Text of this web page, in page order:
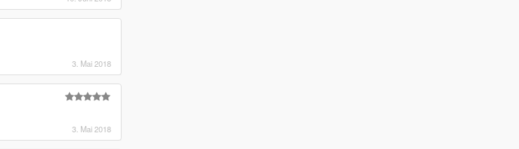
3. Mai 2018
3. Mai 2018